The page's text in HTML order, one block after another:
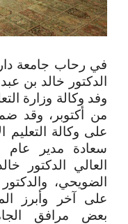
في رحاب جامعة دار
الدكتور خالد بن
من أكتوبر، وقد
على وكالة التعليم
سعادة مدير عام
العالي الدكتور
الضويحي،
على آخر وأبرز
بعض مرافق